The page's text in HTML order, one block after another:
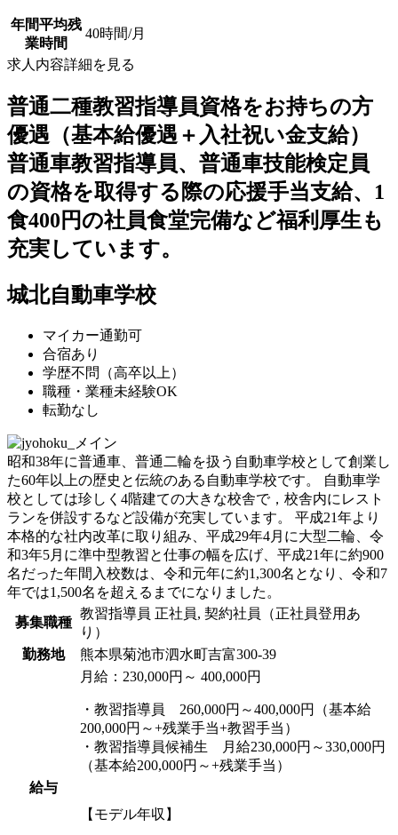
年間平均残
業時間
40時間/月
求人内容詳細を見る
普通二種教習指導員資格をお持ちの方
優遇（基本給優遇＋入社祝い金支給）
普通車教習指導員、普通車技能検定員
の資格を取得する際の応援手当支給、1
食400円の社員食堂完備など福利厚生も
充実しています。
城北自動車学校
マイカー通勤可
合宿あり
学歴不問（高卒以上）
職種・業種未経験OK
転勤なし
昭和38年に普通車、普通二輪を扱う自動車学校として創業し
た60年以上の歴史と伝統のある自動車学校です。 自動車学
校としては珍しく4階建ての大きな校舎で，校舎内にレスト
ランを併設するなど設備が充実しています。 平成21年より
本格的な社内改革に取り組み、平成29年4月に大型二輪、令
和3年5月に準中型教習と仕事の幅を広げ、平成21年に約900
名だった年間入校数は、令和元年に約1,300名となり、令和7
年では1,500名を超えるまでになりました。
募集職種
教習指導員 正社員, 契約社員（正社員登用あ
り）
勤務地
熊本県菊池市泗水町吉富300-39
給与
月給：230,000円～ 400,000円
・教習指導員 260,000円～400,000円（基本給
200,000円～+残業手当+教習手当）
・教習指導員候補生 月給230,000円～330,000円
（基本給200,000円～+残業手当）
【モデル年収】